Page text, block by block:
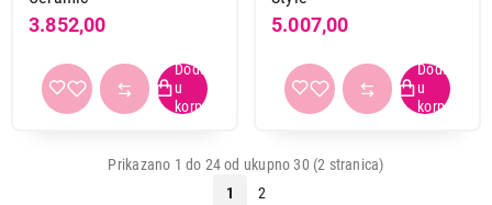
3.852,00 5.007,00
Prikazano 1 do 24 od ukupno 30 (2 stranica)
1
2